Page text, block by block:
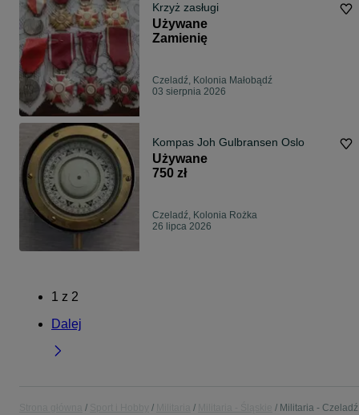
Krzyż zasługi
Używane
Zamienię
Czeladź, Kolonia Małobądź
03 sierpnia 2026
Kompas Joh Gulbransen Oslo
Używane
750 zł
Czeladź, Kolonia Rożka
26 lipca 2026
1 z 2
Dalej
Militaria - Czeladź